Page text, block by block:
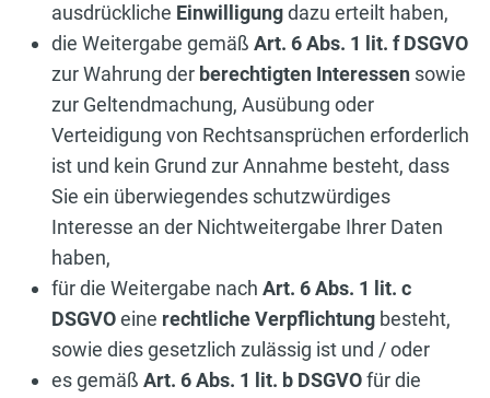
ausdrückliche Einwilligungdazu erteilt haben,
die Weitergabe gemäß Art. 6 Abs. 1 lit. f DSGVO
zur Wahrung der berechtigten Interessen sowie
zur Geltendmachung, Ausübung oder
Verteidigung von Rechtsansprüchen erforderlich
ist und kein Grund zur Annahme besteht, dass
Sie ein überwiegendes schutzwürdiges
Interesse an der Nichtweitergabe Ihrer Daten
haben,
für die Weitergabe nach Art. 6 Abs. 1 lit. c
DSGVOeine rechtliche Verpflichtung besteht,
sowie dies gesetzlich zulässig ist und / oder
es gemäß Art. 6 Abs. 1 lit. b DSGVOfür die